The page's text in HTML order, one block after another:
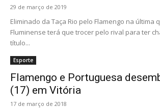
29 de março de 2019
Eliminado da Taça Rio pelo Flamengo na última
Fluminense terá que trocer pelo rival para ter
título...
Esporte
Flamengo e Portuguesa
(17) em Vitória
17 de março de 2018